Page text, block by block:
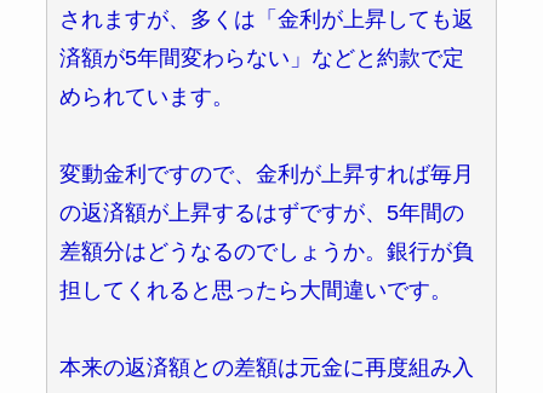
されますが、多くは「金利が上昇しても返
済額が5年間変わらない」などと約款で定
められています。
変動金利ですので、金利が上昇すれば毎月
の返済額が上昇するはずですが、5年間の
差額分はどうなるのでしょうか。銀行が負
担してくれると思ったら大間違いです。
本来の返済額との差額は元金に再度組み入